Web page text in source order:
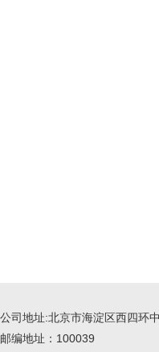
公司地址:北京市海淀区西四环
邮编地址：100039